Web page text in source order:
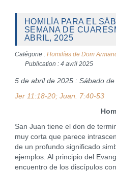
HOMILÍA PARA EL
SEMANA DE
ABRIL, 2025
Catégorie : Homilías de Dom
Publication : 4 avril 2025
5 de abril de 2025 : Sábado
Jer 11:18-20; Juan. 7:40-53
San Juan tiene el don de
muy corta que parece
de un profundo significado
ejemplos. Al principio del
encuentro de los discípulos